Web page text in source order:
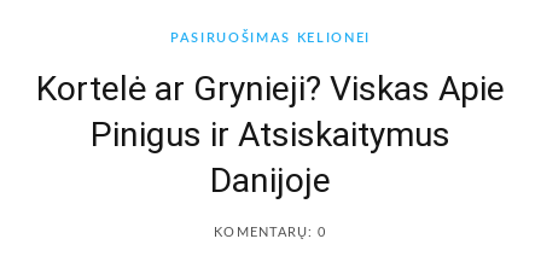
o
PASIRUOŠIMAS KELIONEI
Kortelė ar Grynieji? Viskas Apie
Pinigus ir Atsiskaitymus
Danijoje
KOMENTARŲ: 0